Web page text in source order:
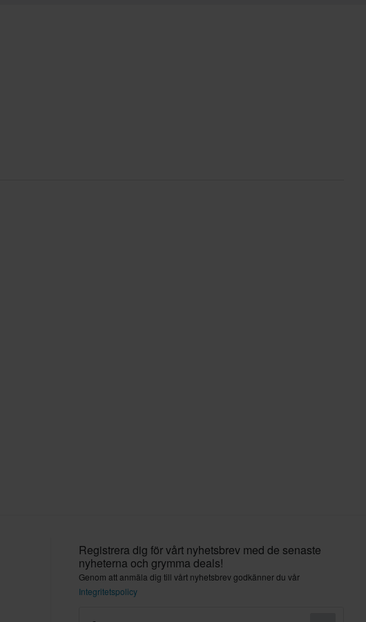
Registrera dig för vårt nyhetsbrev med de senaste
nyheterna och grymma deals!
Genom att anmäla dig till vårt nyhetsbrev godkänner du vår
Integritetspolicy